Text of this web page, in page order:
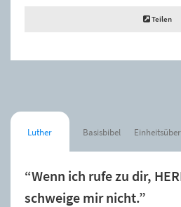
Teilen
Luther Basisbibel
“Wenn ich rufe zu dir,
schweige mir nicht.”